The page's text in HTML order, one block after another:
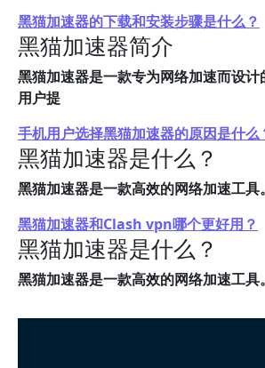
黑猫加速器的下载和安装步骤是什么？
黑猫加速器简介
黑猫加速器是一款专为网络加速而设
用户提
手机用户选择黑猫加速器的原因是什么
黑猫加速器是什么？
黑猫加速器是一款高效的网络加速工具。
黑猫加速器和Clash vpn哪个更好用？
黑猫加速器是什么？
黑猫加速器是一款高效的网络加速工具。